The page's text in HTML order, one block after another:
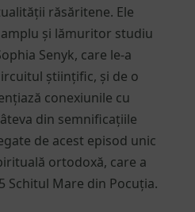
răsăritene. Ele
și lămuritor studiu
Senyk, care le-a
științific, și de o
conexiunile cu
din semnificațiile
de acest episod unic
ortodoxă, care a
Schitul Mare din Pocuția.